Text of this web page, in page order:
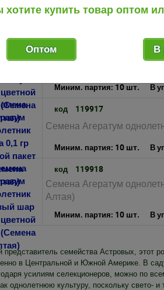
код 119916
Семена Агератум
Миним. партия:10 шт. В
код 119917
Семена Агератум
Миним. партия: 10 шт. В
код 119918
Семена Агератум
Алтая)
Миним. партия: 10 шт. В
представитель семейства Астровых, этот
в Центральной и Южной Америке. В
усилиям селекционеров, можно по
однолетнюю культуру, поскольку свето-
хотите купить товар оптом
Оптом В